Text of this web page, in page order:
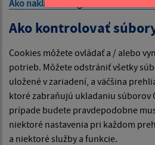
Ako nakladá Google s vašimi
Ako kontrolovať
Cookies môžete ovládať a / alebo
potrieb. Môžete odstrániť všetky
uložené v zariadení, a väčšina
ktoré zabraňujú ukladaniu súborov
prípade budete pravdepodobne
niektoré nastavenia pri každom
a niektoré služby a funkcie.